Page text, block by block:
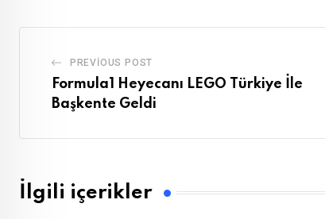
PREVIOUS POST
Formula1 Heyecanı LEGO Türkiye İle
Başkente Geldi
İlgili içerikler